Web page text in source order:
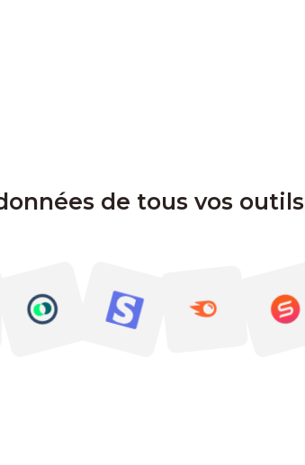
de tous vos outils